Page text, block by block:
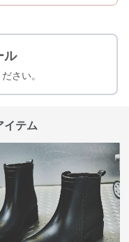
ル
さい。
イテム